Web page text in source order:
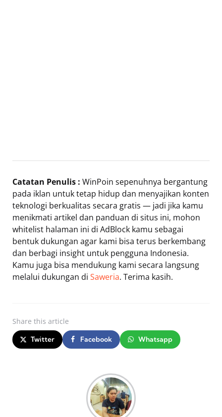
Catatan Penulis : WinPoin sepenuhnya bergantung
pada iklan untuk tetap hidup dan menyajikan konten
teknologi berkualitas secara gratis — jadi jika kamu
menikmati artikel dan panduan di situs ini, mohon
whitelist halaman ini di AdBlock kamu sebagai
bentuk dukungan agar kami bisa terus berkembang
dan berbagi insight untuk pengguna Indonesia.
Kamu juga bisa mendukung kami secara langsung
melalui dukungan di Saweria. Terima kasih.
Share this article
Twitter Facebook Whatsapp